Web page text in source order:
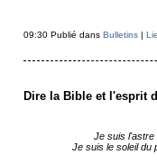
09:30 Publié dans Bulletins|
Dire la Bible et l'esprit
Je suis l'astre
Je suis le soleil du